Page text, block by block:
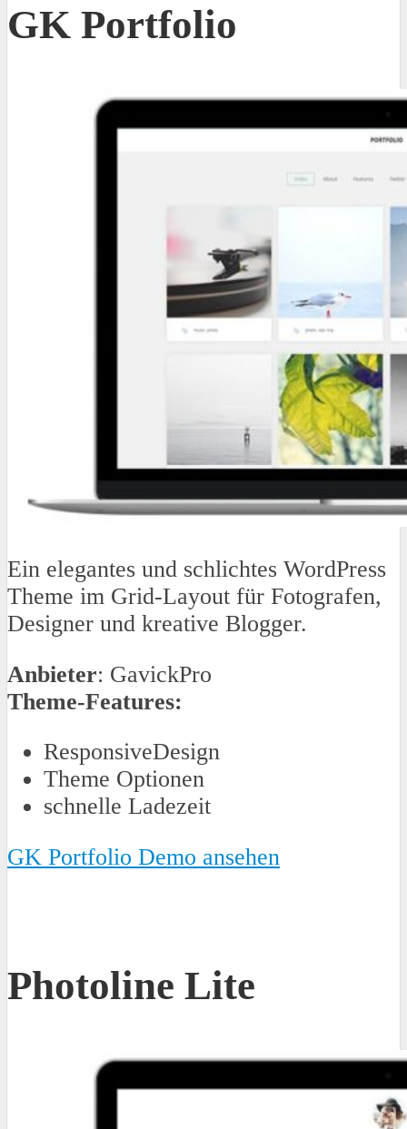
GK Portfolio
Ein elegantes und schlichtes WordPress
Theme im Grid-Layout für Fotografen,
Designer und kreative Blogger.
Anbieter: GavickPro
Theme-Features:
ResponsiveDesign
Theme Optionen
schnelle Ladezeit
GK Portfolio Demo ansehen
Photoline Lite